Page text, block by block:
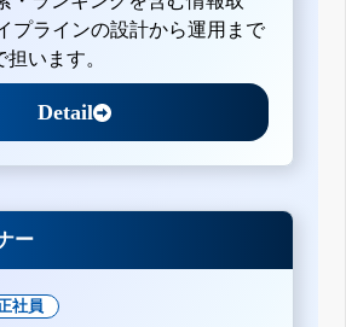
プラインの設計から運用まで
います。
Detail
ー
社員